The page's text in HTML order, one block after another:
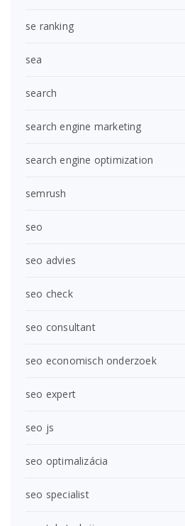
se ranking
sea
search
search engine marketing
search engine optimization
semrush
seo
seo advies
seo check
seo consultant
seo economisch onderzoek
seo expert
seo js
seo optimalizácia
seo specialist